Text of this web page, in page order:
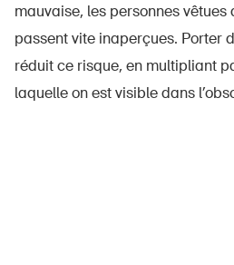
mauvaise, les personnes
passent vite inaperçues. Porter
réduit ce risque, en multipliant
laquelle on est visible dans